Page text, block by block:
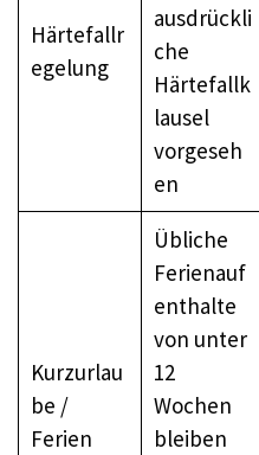
Härtefallr
egelung
ausdrückli
che
Härtefallk
lausel
vorgeseh
en
Kurzurlau
be /
Ferien
Übliche
Ferienauf
enthalte
von unter
12
Wochen
bleiben